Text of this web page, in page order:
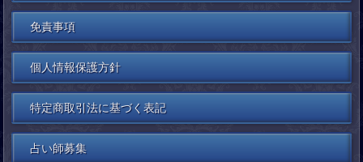
免責事項
個人情報保護方針
特定商取引法に基づく表記
占い師募集